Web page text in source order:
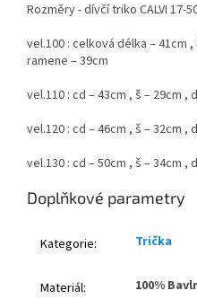
Rozměry - dívčí triko CALVI 17-
vel.100 : celková délka – 41cm
ramene – 39cm
vel.110 : cd – 43cm , š – 29cm
vel.120 : cd – 46cm , š – 32cm ,
vel.130 : cd – 50cm , š – 34cm ,
Doplňkové parametry
Kategorie: Trička
Materiál: 100%